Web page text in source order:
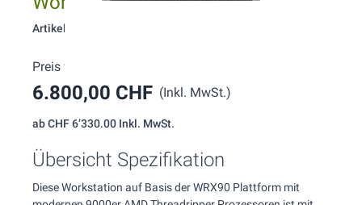
Artikelnummer: 256
Preis wie konfiguriert:
6.800,00 CHF (Inkl. MwSt.)
abCHF 6’330.00 Inkl. MwSt.
Übersicht Spezifikation
Diese Workstation auf Basis der WRX90 Plattform mit